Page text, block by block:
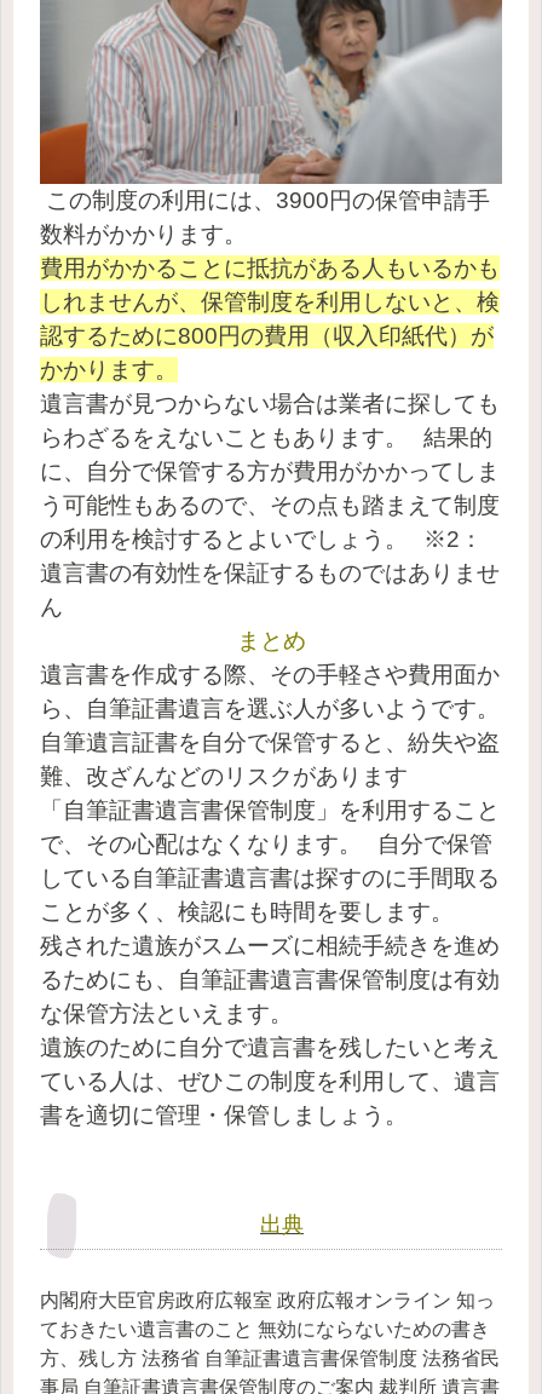
この制度の利用には、3900円の保管申請手
数料がかかります。
費用がかかることに抵抗がある人もいるかも
しれませんが、保管制度を利用しないと、検
認するために800円の費用（収入印紙代）が
かかります。
遺言書が見つからない場合は業者に探しても
らわざるをえないこともあります。
結果的
に、自分で保管する方が費用がかかってしま
う可能性もあるので、その点も踏まえて制度
の利用を検討するとよいでしょう。
※2：
遺言書の有効性を保証するものではありませ
ん
まとめ
遺言書を作成する際、その手軽さや費用面か
ら、自筆証書遺言を選ぶ人が多いようです。
自筆遺言証書を自分で保管すると、紛失や盗
難、改ざんなどのリスクがあります
「自筆証書遺言書保管制度」を利用すること
で、その心配はなくなります。
自分で保管
している自筆証書遺言書は探すのに手間取る
ことが多く、検認にも時間を要します。
残された遺族がスムーズに相続手続きを進め
るためにも、自筆証書遺言書保管制度は有効
な保管方法といえます。
遺族のために自分で遺言書を残したいと考え
ている人は、ぜひこの制度を利用して、遺言
書を適切に管理・保管しましょう。
出典
内閣府大臣官房政府広報室 政府広報オンライン 知っ
ておきたい遺言書のこと 無効にならないための書き
方、残し方 法務省 自筆証書遺言書保管制度 法務省民
事局 自筆証書遺言書保管制度のご案内 裁判所 遺言書